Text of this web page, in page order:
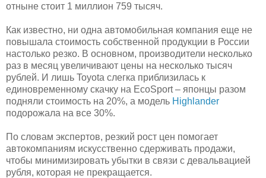
отныне стоит 1 миллион 759 тысяч.
Как известно, ни одна автомобильная компания еще не
повышала стоимость собственной продукции в России
настолько резко. В основном, производители несколько
раз в месяц увеличивают цены на несколько тысяч
рублей. И лишь Toyota слегка приблизилась к
единовременному скачку на EcoSport – японцы разом
подняли стоимость на 20%, а модель Highlander
подорожала на все 30%.
По словам экспертов, резкий рост цен помогает
автокомпаниям искусственно сдерживать продажи,
чтобы минимизировать убытки в связи с девальвацией
рубля, которая не прекращается.